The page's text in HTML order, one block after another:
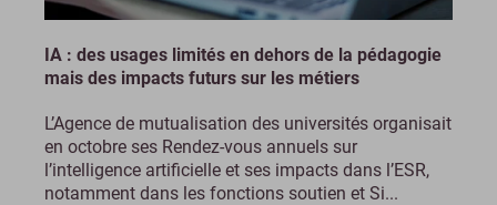
IA : des usages limités en dehors de la pédagogie
mais des impacts futurs sur les métiers
L’Agence de mutualisation des universités organisait
en octobre ses Rendez-vous annuels sur
l’intelligence artificielle et ses impacts dans l’ESR,
notamment dans les fonctions soutien et Si...